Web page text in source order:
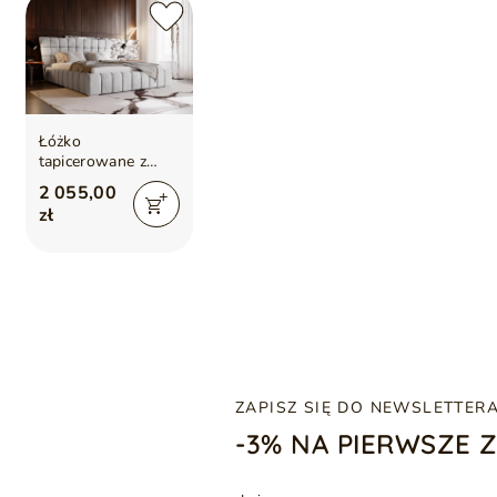
Łóżko
tapicerowane z
pojemnikiem i
stelażem 120x200
cm Paris
2 055,00
zł
ZAPISZ SIĘ DO NEWSLETTERA
-3% NA PIERWSZE